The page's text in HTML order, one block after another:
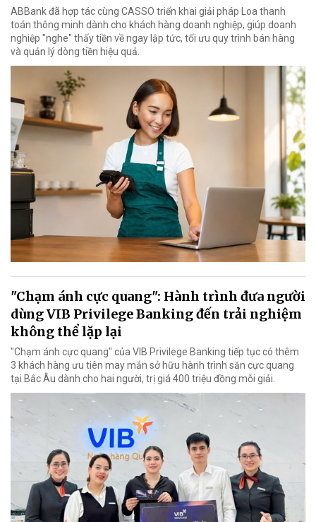
ABBank đã hợp tác cùng CASSO triển khai giải pháp Loa thanh
toán thông minh dành cho khách hàng doanh nghiệp, giúp doanh
nghiệp "nghe" thấy tiền về ngay lập tức, tối ưu quy trình bán hàng
và quản lý dòng tiền hiệu quả.
"Chạm ánh cực quang": Hành trình đưa người
dùng VIB Privilege Banking đến trải nghiệm
không thể lặp lại
"Chạm ánh cực quang" của VIB Privilege Banking tiếp tục có thêm
3 khách hàng ưu tiên may mắn sở hữu hành trình săn cực quang
tại Bắc Âu dành cho hai người, trị giá 400 triệu đồng mỗi giải.